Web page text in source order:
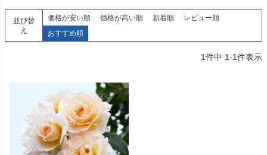
並び替
え
価格が安い順 価格が高い順 新着順
レビュー順
おすすめ順
1件中 1-1件表示